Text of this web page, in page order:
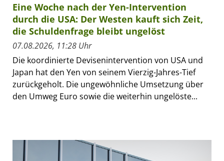
Eine Woche nach der Yen-Intervention
durch die USA: Der Westen kauft sich Zeit,
die Schuldenfrage bleibt ungelöst
07.08.2026, 11:28 Uhr
Die koordinierte Devisenintervention von USA und
Japan hat den Yen von seinem Vierzig-Jahres-Tief
zurückgeholt. Die ungewöhnliche Umsetzung über
den Umweg Euro sowie die weiterhin ungelöste...